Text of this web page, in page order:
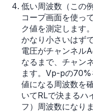
低い周波数（この
コープ画面を使っ
ク値を測定します
かなり小さいはず
電圧がチャンネル
なるまで、チャン
ます。Vp-pの70%
値になる周波数を
いてRLで決まるハ
フ）周波数になりま